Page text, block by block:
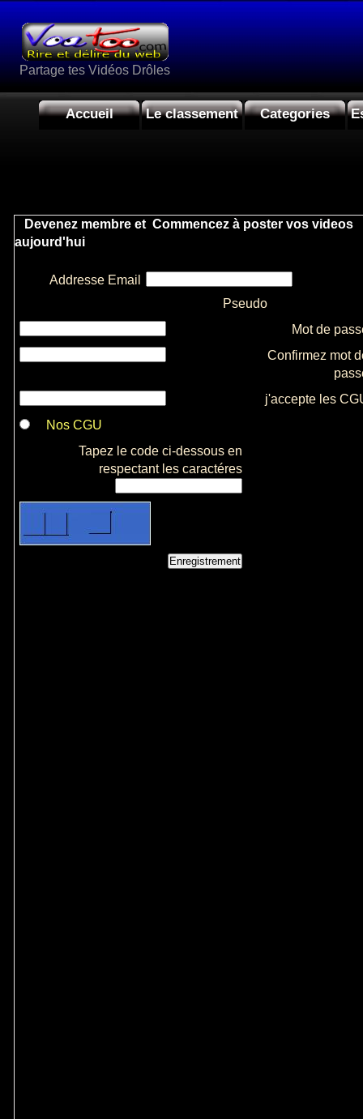
Partage tes Vidéos Drôles
Accueil Le classement Categories
Devenez membre et Commencez à poster vos videos
aujourd'hui
Addresse Email
Pseudo
Mot de
Confirmez mot
j'accepte les
Nos CGU
Tapez le code ci-dessous en
respectant les caractéres